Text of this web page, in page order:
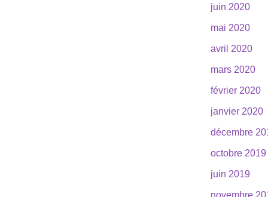
juin 2020
mai 2020
avril 2020
mars 2020
février 2020
janvier 2020
décembre
octobre 2019
juin 2019
novembre